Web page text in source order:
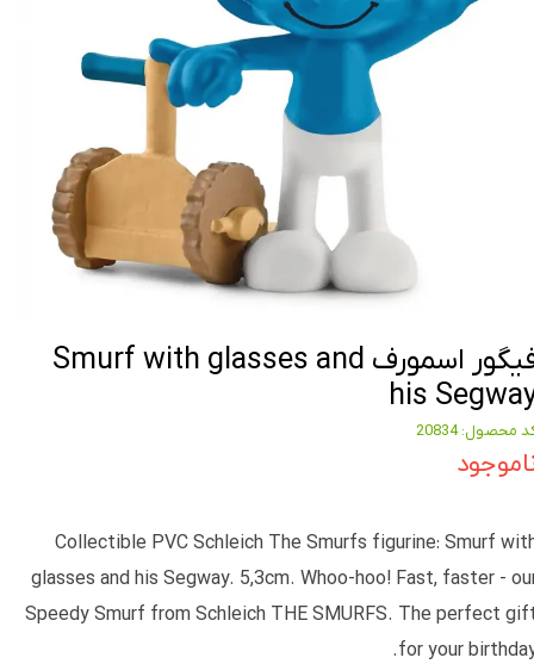
فیگور اسمورف Smurf with glasses and
his
محصول: 20834
Collectible PVC Schleich The Smurfs figurine: Smurf
glasses and his Segway. 5,3cm. Whoo-hoo! Fast, faster -
Speedy Smurf from Schleich THE SMURFS. The perfect
for your